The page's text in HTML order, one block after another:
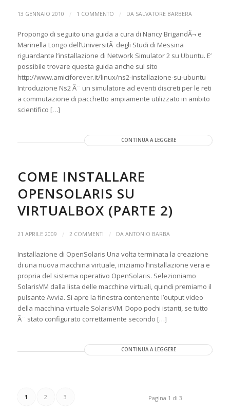
13 GENNAIO 2010 / 1 COMMENTO / DA SALVATORE BARBERA
Propongo di seguito una guida a cura di Nancy BrigandÃ¬ e
Marinella Longo dell’UniversitÃ degli Studi di Messina
riguardante l’installazione di Network Simulator 2 su Ubuntu. E’
possibile trovare questa guida anche sul sito
http://www.amiciforever.it/linux/ns2-installazione-su-ubuntu
Introduzione Ns2 Ã¨ un simulatore ad eventi discreti per le reti
a commutazione di pacchetto ampiamente utilizzato in ambito
scientifico […]
CONTINUA A LEGGERE
COME INSTALLARE
OPENSOLARIS SU
VIRTUALBOX (PARTE 2)
21 APRILE 2009 / 2 COMMENTI / DA ANTONIO BARBA
Installazione di OpenSolaris Una volta terminata la creazione
di una nuova macchina virtuale, iniziamo l’installazione vera e
propria del sistema operativo OpenSolaris. Selezioniamo
SolarisVM dalla lista delle macchine virtuali, quindi premiamo il
pulsante Avvia. Si apre la finestra contenente l’output video
della macchina virtuale SolarisVM. Dopo pochi istanti, se tutto
Ã¨ stato configurato correttamente secondo […]
CONTINUA A LEGGERE
Pagina 1 di 3
1 2 3